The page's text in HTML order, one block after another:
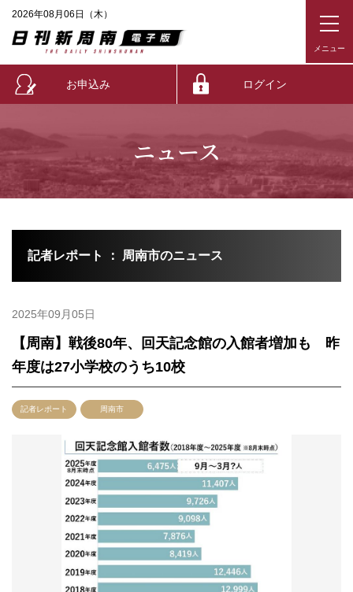
2026年08月06日（木）
お申込み ログイン
ニュース
記者レポート ： 周南市のニュース
2025年09月05日
【周南】戦後80年、回天記念館の入館者増加も 昨
年度は27小学校のうち10校
記者レポート 周南市